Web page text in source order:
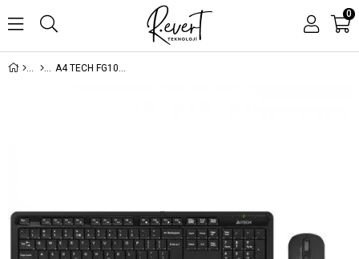
0
A4 TECH FG1010 GRİ Q MM 2.4G KABLOSUZ KLAVYE MOUSE SET